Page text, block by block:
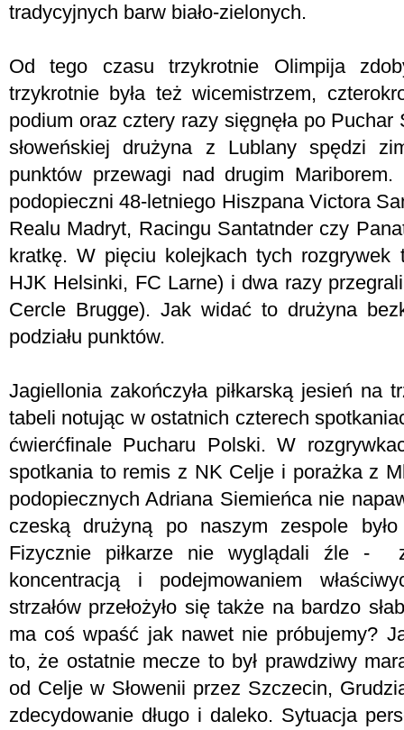
tradycyjnych barw biało-zielonych.
Od tego czasu trzykrotnie Olimpija
trzykrotnie była też wicemistrzem,
podium oraz cztery razy sięgnęła po
słoweńskiej drużyna z Lublany spędzi
punktów przewagi nad drugim
podopieczni 48-letniego Hiszpana Victora
Realu Madryt, Racingu Santatnder czy
kratkę. W pięciu kolejkach tych
HJK Helsinki, FC Larne) i dwa razy
Cercle Brugge). Jak widać to drużyna
podziału punktów.
Jagiellonia zakończyła piłkarską jesień na
tabeli notując w ostatnich czterech
ćwierćfinale Pucharu Polski. W
spotkania to remis z NK Celje i porażka z
podopiecznych Adriana Siemieńca nie
czeską drużyną po naszym zespole
Fizycznie piłkarze nie wyglądali źle -
koncentracją i podejmowaniem
strzałów przełożyło się także na bardzo
ma coś wpaść jak nawet nie próbujemy?
to, że ostatnie mecze to był prawdziwy
od Celje w Słowenii przez Szczecin,
zdecydowanie długo i daleko. Sytuacja